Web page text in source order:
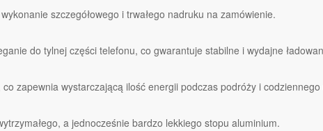
szczegółowego i trwałego nadruku na zamówienie.
do tylnej części telefonu, co gwarantuje stabilne i wydajne
zapewnia wystarczającą ilość energii podczas podróży i
a jednocześnie bardzo lekkiego stopu aluminium.